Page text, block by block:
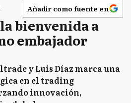
Añadir como fuente en
bienvenida a
embajador
y Luis Díaz marca una
en el trading
innovación,